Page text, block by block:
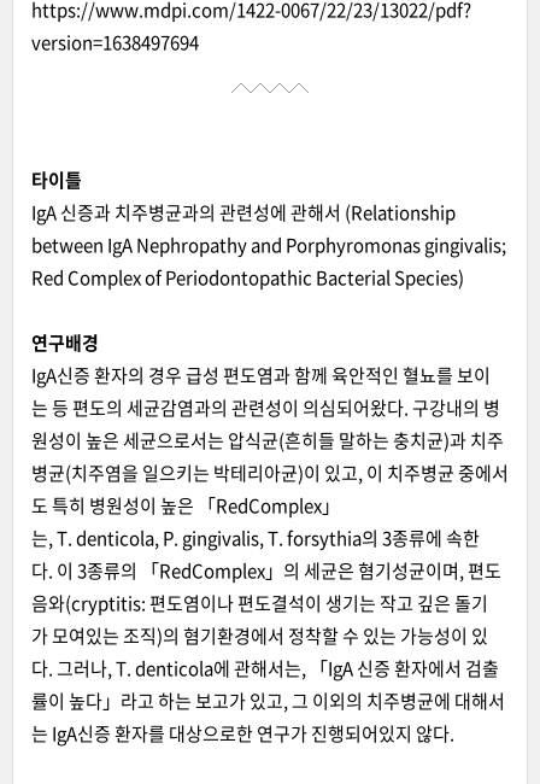
https://www.mdpi.com/1422-0067/22/23/13022/pdf?
version=1638497694
타이틀
IgA 신증과 치주병균과의 관련성에 관해서 (Relationship
between IgA Nephropathy and Porphyromonas gingivalis;
Red Complex of Periodontopathic Bacterial Species)
연구배경
IgA신증 환자의 경우 급성 편도염과 함께 육안적인 혈뇨를 보이
는 등 편도의 세균감염과의 관련성이 의심되어왔다. 구강내의 병
원성이 높은 세균으로서는 압식균(흔히들 말하는 충치균)과 치주
병균(치주염을 일으키는 박테리아균)이 있고, 이 치주병균 중에서
도 특히 병원성이 높은 「RedComplex」
는, T. denticola, P. gingivalis, T. forsythia의 3종류에 속한
다. 이 3종류의 「RedComplex」의 세균은 혐기성균이며, 편도
음와(cryptitis: 편도염이나 편도결석이 생기는 작고 깊은 돌기
가 모여있는 조직)의 혐기환경에서 정착할 수 있는 가능성이 있
다. 그러나, T. denticola에 관해서는, 「IgA 신증 환자에서 검출
률이 높다」라고 하는 보고가 있고, 그 이외의 치주병균에 대해서
는 IgA신증 환자를 대상으로한 연구가 진행되어있지 않다.